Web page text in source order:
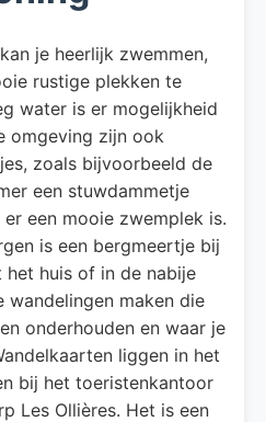
je heerlijk zwemmen,
rustige plekken te
water is er mogelijkheid
omgeving zijn ook
zoals bijvoorbeeld de
een stuwdammetje
een mooie zwemplek is.
is een bergmeertje bij
het huis of in de nabije
maken die
onderhouden en waar je
liggen in het
bij het toeristenkantoor
Les Ollières. Het is een